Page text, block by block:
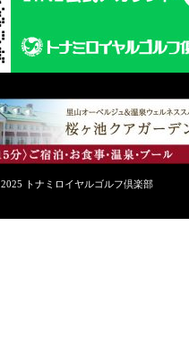
2025 トナミロイヤルゴルフ倶楽部